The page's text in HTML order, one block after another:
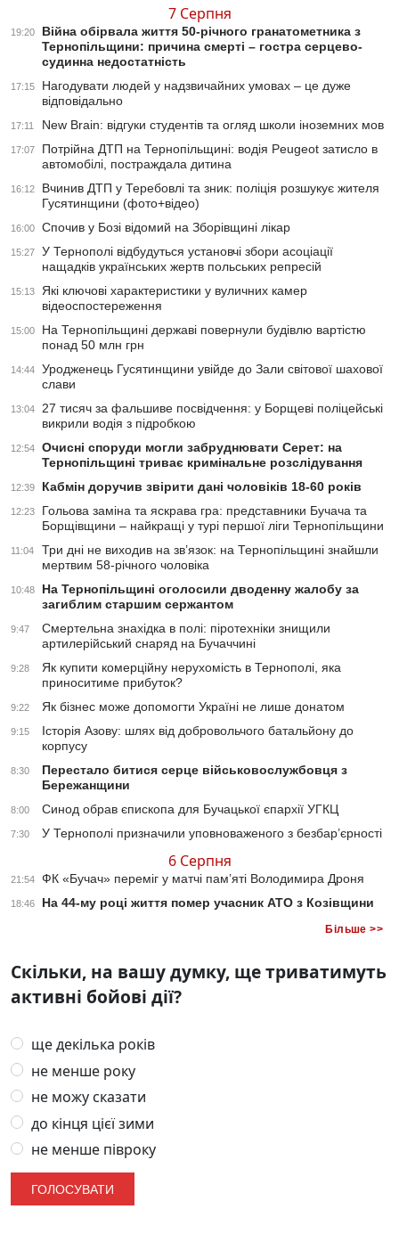
7 Серпня
19:20
Війна обірвала життя 50-річного гранатометника з
Тернопільщини: причина смерті – гостра серцево-
судинна недостатність
17:15
Нагодувати людей у надзвичайних умовах – це дуже
відповідально
17:11 New Brain: відгуки студентів та огляд школи іноземних мов
17:07
Потрійна ДТП на Тернопільщині: водія Peugeot затисло в
автомобілі, постраждала дитина
16:12
Вчинив ДТП у Теребовлі та зник: поліція розшукує жителя
Гусятинщини (фото+відео)
16:00 Спочив у Бозі відомий на Зборівщині лікар
15:27
У Тернополі відбудуться установчі збори асоціації
нащадків українських жертв польських репресій
15:13
Які ключові характеристики у вуличних камер
відеоспостереження
15:00
На Тернопільщині державі повернули будівлю вартістю
понад 50 млн грн
14:44
Уродженець Гусятинщини увійде до Зали світової шахової
слави
13:04
27 тисяч за фальшиве посвідчення: у Борщеві поліцейські
викрили водія з підробкою
12:54
Очисні споруди могли забруднювати Серет: на
Тернопільщині триває кримінальне розслідування
12:39 Кабмін доручив звірити дані чоловіків 18-60 років
12:23
Гольова заміна та яскрава гра: представники Бучача та
Борщівщини – найкращі у турі першої ліги Тернопільщини
11:04
Три дні не виходив на зв’язок: на Тернопільщині знайшли
мертвим 58-річного чоловіка
10:48
На Тернопільщині оголосили дводенну жалобу за
загиблим старшим сержантом
9:47
Смертельна знахідка в полі: піротехніки знищили
артилерійський снаряд на Бучаччині
9:28
Як купити комерційну нерухомість в Тернополі, яка
приноситиме прибуток?
9:22 Як бізнес може допомогти Україні не лише донатом
9:15
Історія Азову: шлях від добровольчого батальйону до
корпусу
8:30
Перестало битися серце військовослужбовця з
Бережанщини
8:00 Синод обрав єпископа для Бучацької єпархії УГКЦ
7:30 У Тернополі призначили уповноваженого з безбар’єрності
6 Серпня
21:54 ФК «Бучач» переміг у матчі пам’яті Володимира Дроня
18:46 На 44-му році життя помер учасник АТО з Козівщини
Більше >>
Скільки, на вашу думку, ще триватимуть
активні бойові дії?
ще декілька років
не менше року
не можу сказати
до кінця цієї зими
не менше півроку